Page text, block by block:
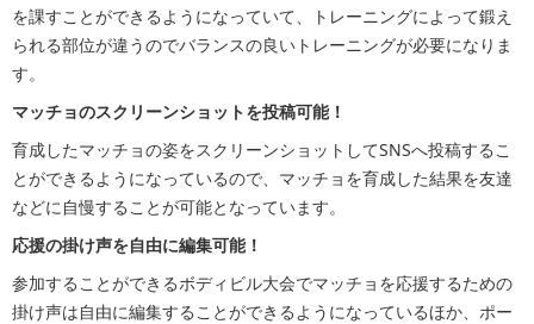
を課すことができるようになっていて、トレーニングによって鍛え
られる部位が違うのでバランスの良いトレーニングが必要になりま
す。
マッチョのスクリーンショットを投稿可能！
育成したマッチョの姿をスクリーンショットしてSNSへ投稿するこ
とができるようになっているので、マッチョを育成した結果を友達
などに自慢することが可能となっています。
応援の掛け声を自由に編集可能！
参加することができるボディビル大会でマッチョを応援するための
掛け声は自由に編集することができるようになっているほか、ポー